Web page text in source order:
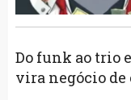
Do funk ao trio
vira negócio